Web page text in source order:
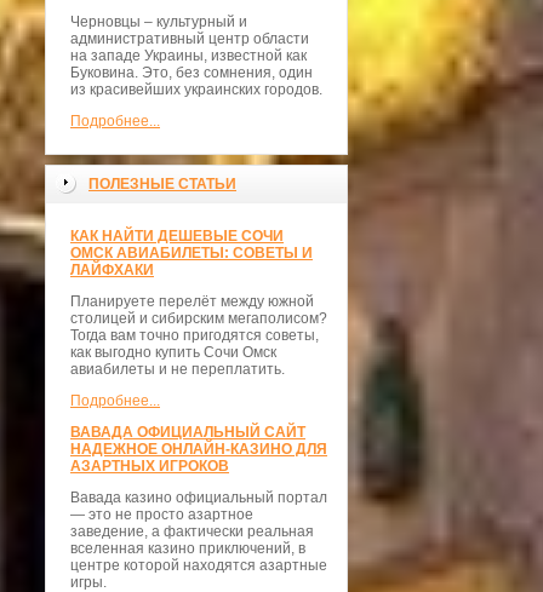
Черновцы – культурный и
административный центр области
на западе Украины, известной как
Буковина. Это, без сомнения, один
из красивейших украинских городов.
Подробнее...
ПОЛЕЗНЫЕ СТАТЬИ
КАК НАЙТИ ДЕШЕВЫЕ СОЧИ
ОМСК АВИАБИЛЕТЫ: СОВЕТЫ И
ЛАЙФХАКИ
Планируете перелёт между южной
столицей и сибирским мегаполисом?
Тогда вам точно пригодятся советы,
как выгодно купить Сочи Омск
авиабилеты и не переплатить.
Подробнее...
ВАВАДА ОФИЦИАЛЬНЫЙ САЙТ
НАДЕЖНОЕ ОНЛАЙН-КАЗИНО ДЛЯ
АЗАРТНЫХ ИГРОКОВ
Вавада казино официальный портал
— это не просто азартное
заведение, а фактически реальная
вселенная казино приключений, в
центре которой находятся азартные
игры.